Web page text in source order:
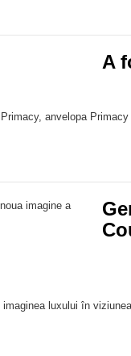
A
anvelopa
luxului în